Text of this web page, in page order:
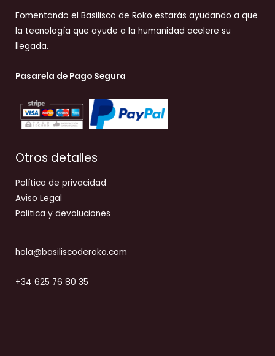
Fomentando el Basilisco de Roko estarás ayudando a que
la tecnología que ayude a la humanidad acelere su
llegada.
Pasarela de Pago Segura
Otros detalles
Política de privacidad
Aviso Legal
Politica y devoluciones
hola@basiliscoderoko.com
+34 625 76 80 35